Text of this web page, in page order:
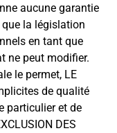
aucune garantie
la législation
en tant que
ne peut modifier.
le permet, LE
de qualité
particulier et de
DES